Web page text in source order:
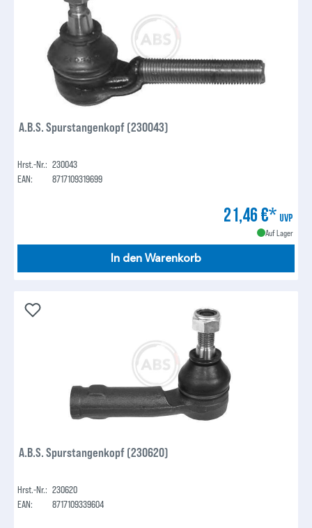
A.B.S. Spurstangenkopf (230043)
Hrst.-Nr.: 230043
EAN:
8717109319699
21,46 €* UVP
Auf Lager
In den Warenkorb
A.B.S. Spurstangenkopf (230620)
Hrst.-Nr.: 230620
EAN:
8717109339604